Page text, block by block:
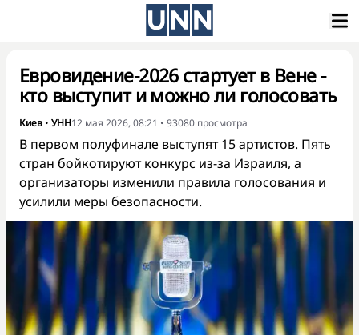
Евровидение-2026 стартует в Вене -
кто выступит и можно ли голосовать
Киев • УНН12 мая 2026, 08:21 • 93080 просмотра
В первом полуфинале выступят 15 артистов. Пять
стран бойкотируют конкурс из-за Израиля, а
организаторы изменили правила голосования и
усилили меры безопасности.